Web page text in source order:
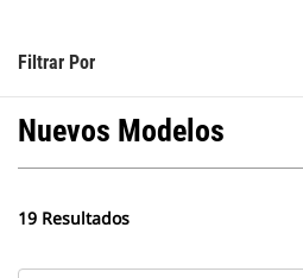
Filtrar Por
Nuevos Modelos
19 Resultados